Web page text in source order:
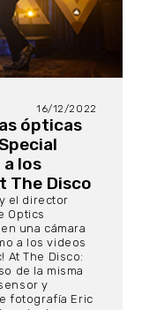
16/12/2022
ópticas
los
The Disco
el director
Optics
una cámara
a los videos
At The Disco:
de la misma
y
fotografía Eric